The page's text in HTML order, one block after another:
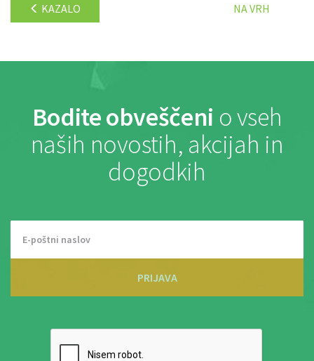
KAZALO NA VRH
Bodite obveščeni o vseh
naših novostih, akcijah in
dogodkih
PRIJAVA